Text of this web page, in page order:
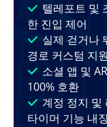
텔레포트 및
한 진입 제어
실제 걷거나
경로 커스텀 지원
소셜 앱 및
100% 호환
계정 정지 및
타이머 기능 내